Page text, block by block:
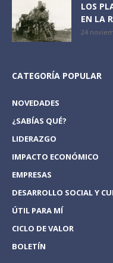
LOS
EN LA
24
CATEGORÍA POPULAR
NOVEDADES
¿SABÍAS QUÉ?
LIDERAZGO
IMPACTO ECONÓMICO
EMPRESAS
DESARROLLO SOCIAL Y
ÚTIL PARA MÍ
CICLO DE VALOR
BOLETÍN